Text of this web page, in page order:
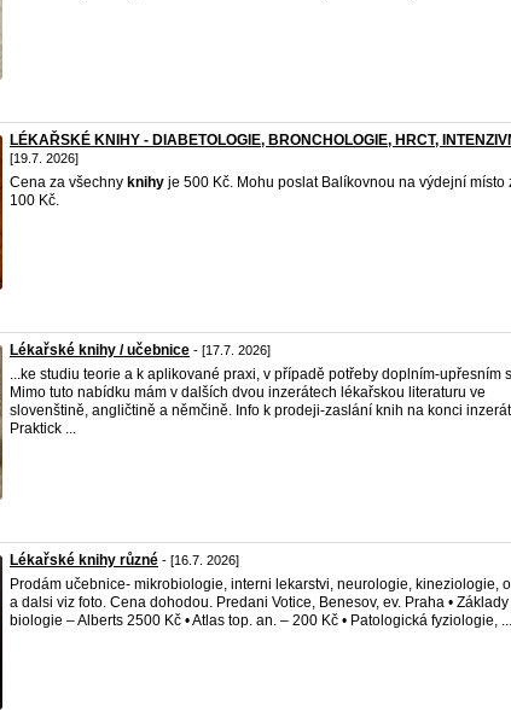
LÉKAŘSKÉ KNIHY - DIABETOLOGIE, BRONCHOLOGIE, HRCT,
[19.7. 2026]
Cena za všechny knihy je 500 Kč. Mohu poslat Balíkovnou na výdejní místo
100 Kč.
Lékařské knihy / učebnice - [17.7. 2026]
...ke studiu teorie a k aplikované praxi, v případě potřeby doplním-upřesním
Mimo tuto nabídku mám v dalších dvou inzerátech lékařskou literaturu ve
slovenštině, angličtině a němčině. Info k prodeji-zaslání knih na konci
Praktick ...
Lékařské knihy různé - [16.7. 2026]
Prodám učebnice- mikrobiologie, interni lekarstvi, neurologie, kineziologie,
a dalsi viz foto. Cena dohodou. Predani Votice, Benesov, ev. Praha •
biologie – Alberts 2500 Kč • Atlas top. an. – 200 Kč • Patologická fyziologie, ...